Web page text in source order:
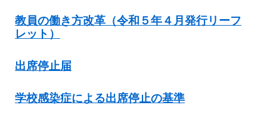
教員の働き方改革（令和５年４月発行リーフ
レット）
出席停止届
学校感染症による出席停止の基準